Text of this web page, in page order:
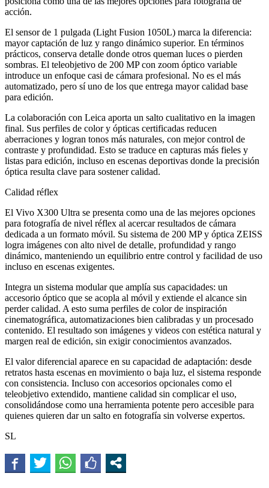
acción.
El sensor de 1 pulgada (Light Fusion 1050L) marca la diferencia:
mayor captación de luz y rango dinámico superior. En términos
prácticos, conserva detalle donde otros queman luces o pierden
sombras. El teleobjetivo de 200 MP con zoom óptico variable
introduce un enfoque casi de cámara profesional. No es el más
automatizado, pero sí uno de los que entrega mayor calidad base
para edición.
La colaboración con Leica aporta un salto cualitativo en la imagen
final. Sus perfiles de color y ópticas certificadas reducen
aberraciones y logran tonos más naturales, con mejor control de
contraste y profundidad. Esto se traduce en capturas más fieles y
listas para edición, incluso en escenas deportivas donde la precisión
óptica resulta clave para sostener calidad.
Calidad réflex
El Vivo X300 Ultra se presenta como una de las mejores opciones
para fotografía de nivel réflex al acercar resultados de cámara
dedicada a un formato móvil. Su sistema de 200 MP y óptica ZEISS
logra imágenes con alto nivel de detalle, profundidad y rango
dinámico, manteniendo un equilibrio entre control y facilidad de uso
incluso en escenas exigentes.
Integra un sistema modular que amplía sus capacidades: un
accesorio óptico que se acopla al móvil y extiende el alcance sin
perder calidad. A esto suma perfiles de color de inspiración
cinematográfica, automatizaciones bien calibradas y un procesado
contenido. El resultado son imágenes y videos con estética natural y
margen real de edición, sin exigir conocimientos avanzados.
El valor diferencial aparece en su capacidad de adaptación: desde
retratos hasta escenas en movimiento o baja luz, el sistema responde
con consistencia. Incluso con accesorios opcionales como el
teleobjetivo extendido, mantiene calidad sin complicar el uso,
consolidándose como una herramienta potente pero accesible para
quienes quieren dar un salto en fotografía sin volverse expertos.
SL